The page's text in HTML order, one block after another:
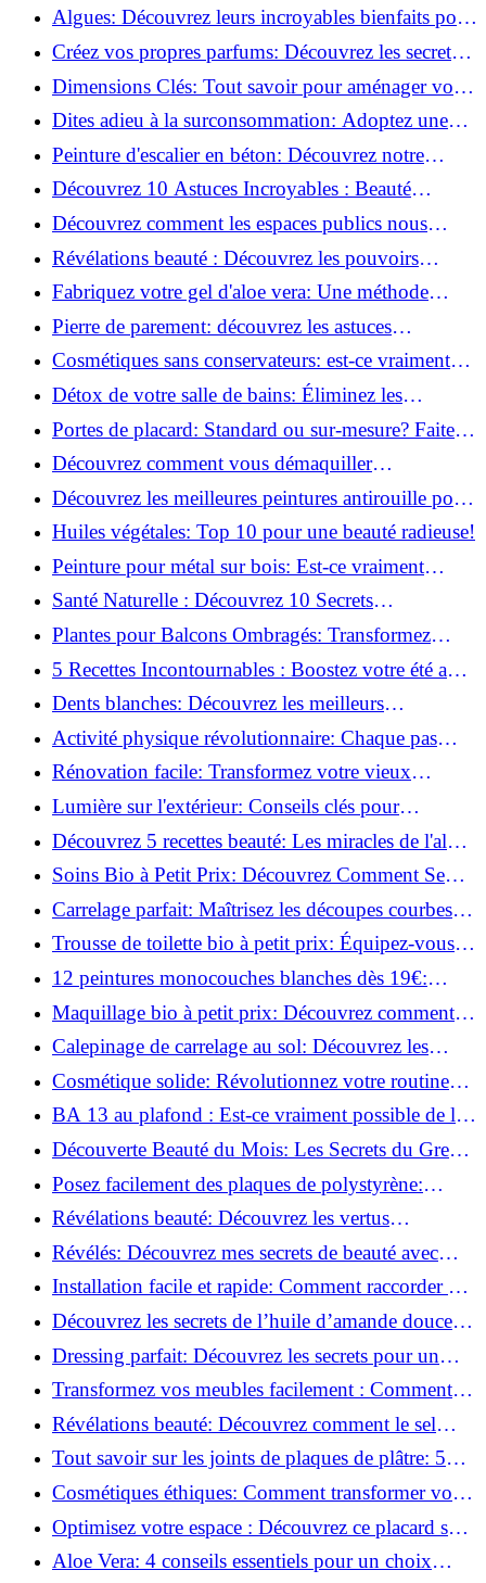
revitaliser les peaux fatiguées!
Algues: Découvrez leurs incroyables bienfaits pour
la santé et la beauté!
Créez vos propres parfums: Découvrez les secrets
de la fabrication artisanale!
Dimensions Clés: Tout savoir pour aménager votre
salle de bains!
Dites adieu à la surconsommation: Adoptez une
vie plus simple!
Peinture d'escalier en béton: Découvrez notre
tutoriel facile et rapide!
Découvrez 10 Astuces Incroyables : Beauté
Naturelle avec le Concombre !
Découvrez comment les espaces publics nous
incitent à être plus actifs : Révélations surprenantes!
Révélations beauté : Découvrez les pouvoirs
insoupçonnés du concombre!
Fabriquez votre gel d'aloe vera: Une méthode
simple et rapide à la maison!
Pierre de parement: découvrez les astuces
infaillibles pour un nettoyage parfait!
Cosmétiques sans conservateurs: est-ce vraiment
possible?
Détox de votre salle de bains: Éliminez les
ingrédients nocifs dès maintenant!
Portes de placard: Standard ou sur-mesure? Faites
le meilleur choix!
Découvrez comment vous démaquiller
naturellement: Astuces et secrets révélés!
Découvrez les meilleures peintures antirouille pour
le fer: Top 12 analysé!
Huiles végétales: Top 10 pour une beauté radieuse!
Peinture pour métal sur bois: Est-ce vraiment
possible?
Santé Naturelle : Découvrez 10 Secrets
Incontournables pour un Bien-être Optimal!
Plantes pour Balcons Ombragés: Transformez
votre Terrasse en Oasis Verte!
5 Recettes Incontournables : Boostez votre été avec
des huiles essentielles!
Dents blanches: Découvrez les meilleurs
ingrédients naturels!
Activité physique révolutionnaire: Chaque pas
compte pour votre santé!
Rénovation facile: Transformez votre vieux
parquet irrégulier en un clin d'œil!
Lumière sur l'extérieur: Conseils clés pour
concevoir et installer votre éclairage!
Découvrez 5 recettes beauté: Les miracles de l'aloe
vera pour votre peau!
Soins Bio à Petit Prix: Découvrez Comment Se
Chouchouter Pour Moins de 35€!
Carrelage parfait: Maîtrisez les découpes courbes
facilement!
Trousse de toilette bio à petit prix: Équipez-vous
pour moins de 25€!
12 peintures monocouches blanches dès 19€:
Découvrez les meilleures offres!
Maquillage bio à petit prix: Découvrez comment
s'équiper pour moins de 50€!
Calepinage de carrelage au sol: Découvrez les
astuces incontournables!
Cosmétique solide: Révolutionnez votre routine
beauté pour zéro déchet!
BA 13 au plafond : Est-ce vraiment possible de les
coller ?
Découverte Beauté du Mois: Les Secrets du Green
Glamour !
Posez facilement des plaques de polystyrène:
Transformez votre plafond sans effort !
Révélations beauté: Découvrez les vertus
insoupçonnées de l'huile de coco!
Révélés: Découvrez mes secrets de beauté avec
l'huile de ricin!
Installation facile et rapide: Comment raccorder un
luminaire au plafond!
Découvrez les secrets de l’huile d’amande douce :
Pourquoi vous devez l'adopter!
Dressing parfait: Découvrez les secrets pour un
rangement optimal!
Transformez vos meubles facilement : Comment
installer des roulettes en un clin d'œil !
Révélations beauté: Découvrez comment le sel
transforme votre routine!
Tout savoir sur les joints de plaques de plâtre: 5
questions clés pour comprendre les fissures!
Cosmétiques éthiques: Comment transformer votre
routine beauté!
Optimisez votre espace : Découvrez ce placard sous
rampant à portes coulissantes!
Aloe Vera: 4 conseils essentiels pour un choix